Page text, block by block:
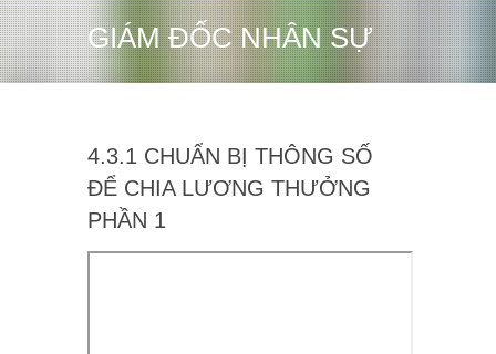
GIÁM ĐỐC NHÂN SỰ
4.3.1 CHUẨN BỊ THÔNG SỐ
ĐỂ CHIA LƯƠNG THƯỞNG
PHẦN 1